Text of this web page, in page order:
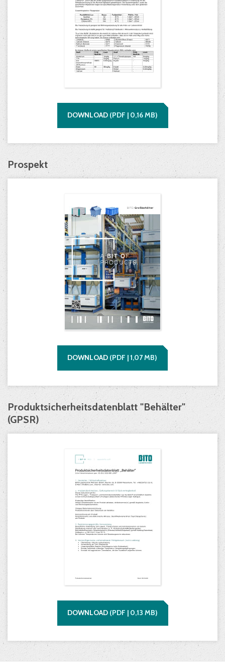
DOWNLOAD (PDF | 0,16MB)
Prospekt
DOWNLOAD (PDF |1,07MB)
Produktsicherheitsdatenblatt "Behälter"
(GPSR)
DOWNLOAD (PDF | 0,13 MB)